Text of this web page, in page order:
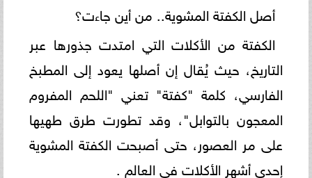
أصل الكفتة المشوية.. من أين جاءت؟
الكفتة من الأكلات التي امتدت جذورها عبر
التاريخ، حيث يُقال إن أصلها يعود إلى المطبخ
الفارسي، كلمة "كفتة" تعني "اللحم المفروم
المعجون بالتوابل"، وقد تطورت طرق طهيها
على مر العصور، حتى أصبحت الكفتة المشوية
إحدى أشهر الأكلات في العالم .